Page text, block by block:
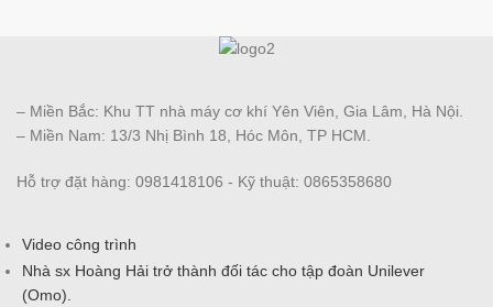
– Miền Bắc: Khu TT nhà máy cơ khí Yên Viên, Gia Lâm, Hà Nội.
– Miền Nam: 13/3 Nhị Bình 18, Hóc Môn, TP HCM.
Hỗ trợ đặt hàng: 0981418106 - Kỹ thuật: 0865358680
Video công trình
Nhà sx Hoàng Hải trở thành đối tác cho tập đoàn Unilever
(Omo).